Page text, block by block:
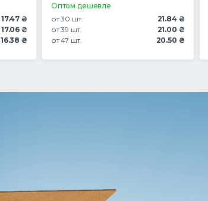
17.47 ₴
17.06 ₴
16.38 ₴
Оптом дешевле
от 30 шт.
21.84 ₴
от 39 шт.
21.00 ₴
от 47 шт.
20.50 ₴